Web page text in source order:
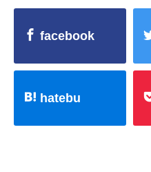
facebook
hatebu